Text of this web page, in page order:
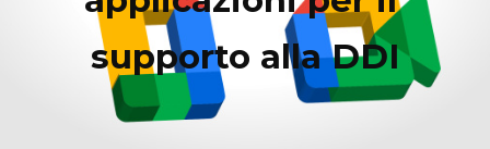
supporto alla DDI